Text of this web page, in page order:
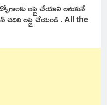
అప్లై చేయాలి అనుకునే
చదివి అప్లై చేయండి . All the